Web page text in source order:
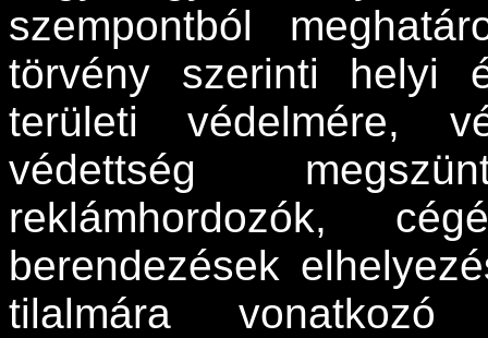
szempontból
törvény szerinti helyi
területi védelmére,
védettség
reklámhordozók,
berendezések
tilalmára vonatkozó